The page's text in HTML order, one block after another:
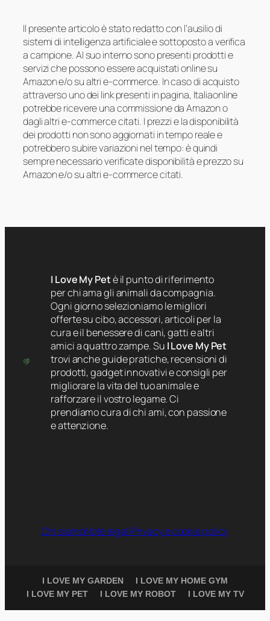
Il presente articolo è stato redatto con l’ausilio di
sistemi di intelligenza artificiale e sottoposto a verifica
a campione. Al suo interno sono presenti prodotti e
servizi che possono essere acquistati online su
Amazon e/o su altri e-commerce. In caso di acquisto
attraverso uno dei link presenti in pagina, Italiaonline
potrebbe ricevere una commissione da Amazon o
dagli altri e-commerce citati. I prezzi e la disponibilità
dei prodotti non sono aggiornati in tempo reale e
potrebbero subire variazioni nel tempo: è quindi
sempre necessario verificate disponibilità e prezzo su
Amazon e/o su altri e-commerce citati.
I Love My Petè il punto di riferimento
per chi ama gli animali da compagnia.
Ogni giorno selezioniamo le migliori
offerte su cibo, accessori, articoli per la
cura e il benessere di cani, gatti e altri
amici a quattro zampe. Su I Love My Pet
trovi anche guide pratiche, recensioni di
prodotti, gadget innovativi e consigli per
migliorare la vita del tuo animale e
rafforzare il vostro legame. Ci
prendiamo cura di chi ami, con passione
e attenzione.
Chi siamoNote legaliPrivacy e cookie policy
I LOVE MY GARDEN
I LOVE MY HOME GYM
I LOVE MY PET
I LOVE MY ROBOT I LOVE MY TV